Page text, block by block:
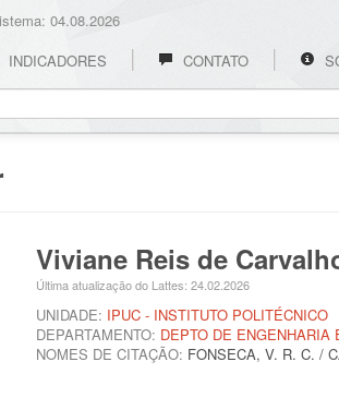
04.08.2026
INDICADORES CONTATO
Viviane Reis de
Última atualização do Lattes: 24.02.2026
UNIDADE: IPUC - INSTITUTO POLITÉCNICO
DEPARTAMENTO: DEPTO DE ENGENHARIA
NOMES DE CITAÇÃO: FONSECA, V. R. C. /